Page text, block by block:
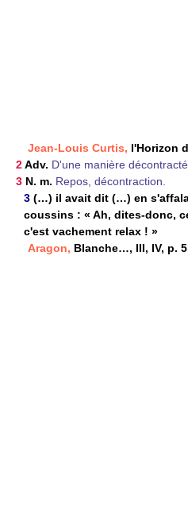
Jean-Louis Curtis, l'Horizon
2Adv. D'une manière
3 N. m. Repos, décontraction.
3 (…) il avait dit (…) en
coussins : « Ah, dites-donc,
c'est vachement relax ! »
Aragon, Blanche…, III, IV, p.